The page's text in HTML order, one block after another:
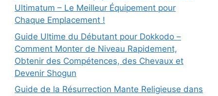
Ultimatum – Le Meilleur Équipement pour
Chaque Emplacement !
Guide Ultime du Débutant pour Dokkodo –
Comment Monter de Niveau Rapidement,
Obtenir des Compétences, des Chevaux et
Devenir Shogun
Guide de la Résurrection Mante Religieuse dans